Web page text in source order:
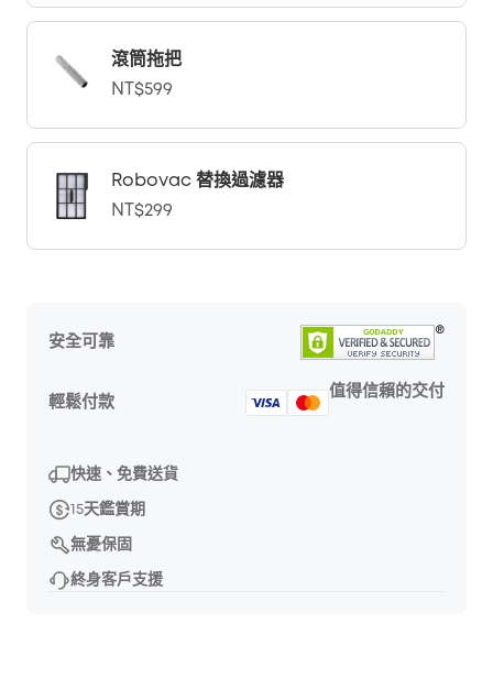
滾筒拖把
NT$599
Robovac 替換過濾器
NT$299
安全可靠
輕鬆付款
值得信賴的交付
快速、免費送貨
15天鑑賞期
無憂保固
終身客戶支援